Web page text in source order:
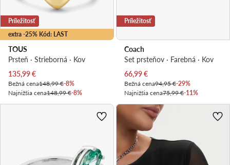
extra -25% Kód: LAST
Príležitosť
TOUS
Prsteň · Strieborná · Kov
Aktuálna cena
135,99€
Bežná cena148,99 €-8%
Najnižšia cena148,99 €-8%
Príležitosť
Coach
Set prsteňov · Farebná · Kov
Aktuálna cena
66,99€
Bežná cena94,95 €-29%
Najnižšia cena75,99 €-11%